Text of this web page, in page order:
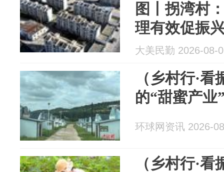
图丨拐湾村
理有效促振
大美民勤 2026-08-
（乡村行·
的“甜蜜产业
环球网资讯 2026-
（乡村行·